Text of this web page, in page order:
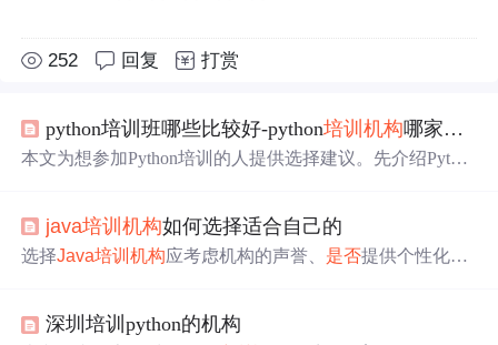
252 回复 打赏
python培训班哪些比较好-python培训机构哪家好?怎样选择python
本文为想参加Python培训的人提供选择建议。先介绍Pytho
内Python培训机构，称其有优势且课程升级。
java培训机构如何选择适合自己的
选择Java培训机构应考虑机构的声誉、 是否提供个性化的
感受教师的专业水平和教学方式，帮助做出明智决定。
深圳培训python的机构